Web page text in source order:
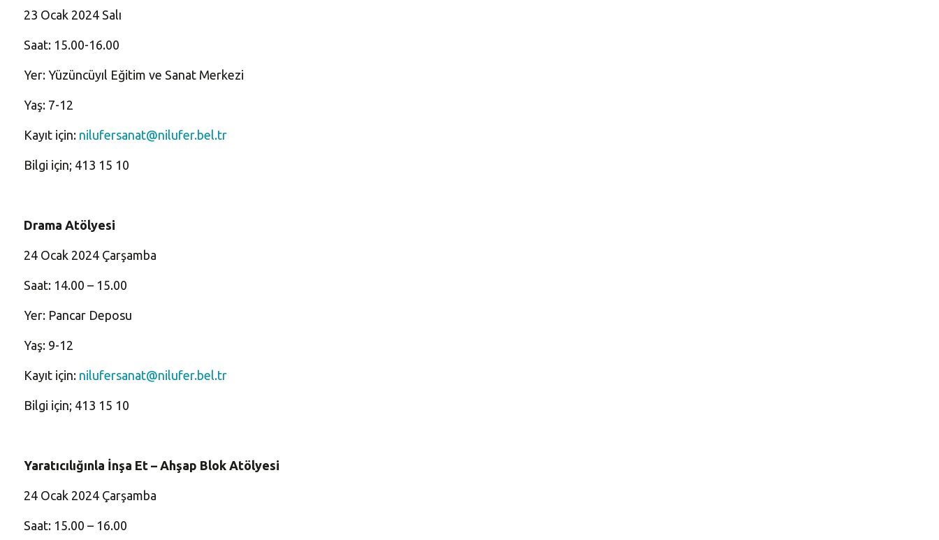
23 Ocak 2024 Salı
Saat: 15.00-16.00
Yer: Yüzüncüyıl Eğitim ve Sanat Merkezi
Yaş: 7-12
Kayıt için: nilufersanat@nilufer.bel.tr
Bilgi için; 413 15 10
Drama Atölyesi
24 Ocak 2024 Çarşamba
Saat: 14.00 – 15.00
Yer: Pancar Deposu
Yaş: 9-12
Kayıt için: nilufersanat@nilufer.bel.tr
Bilgi için; 413 15 10
Yaratıcılığınla İnşa Et – Ahşap Blok Atölyesi
24 Ocak 2024 Çarşamba
Saat: 15.00 – 16.00